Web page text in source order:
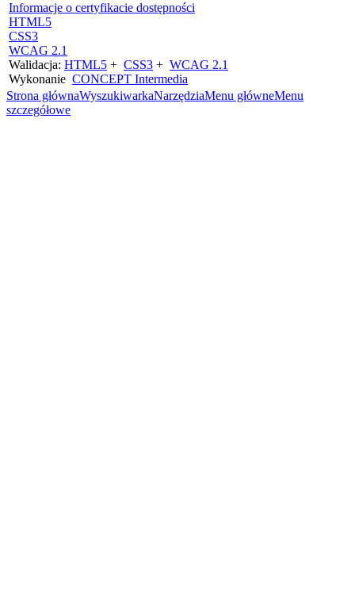
Informacje o certyfikacie dostępności
HTML5
CSS3
WCAG 2.1
Walidacja: HTML5 + CSS3 + WCAG 2.1
Wykonanie CONCEPT Intermedia
Strona głównaWyszukiwarkaNarzędziaMenu główneMenu
szczegółowe